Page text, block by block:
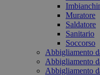
Muratore
Saldatore
Sanitario
Soccorso
Abbigliamento
Abbigliamento
Abbigliamento